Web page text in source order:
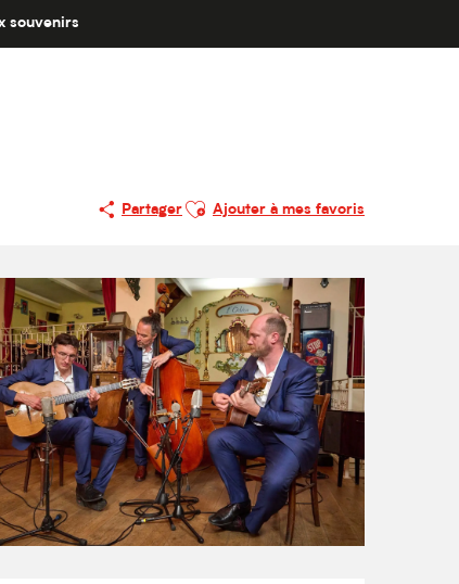
souvenirs
Partager
Ajouter aux favoris
Ajouter à mes favoris